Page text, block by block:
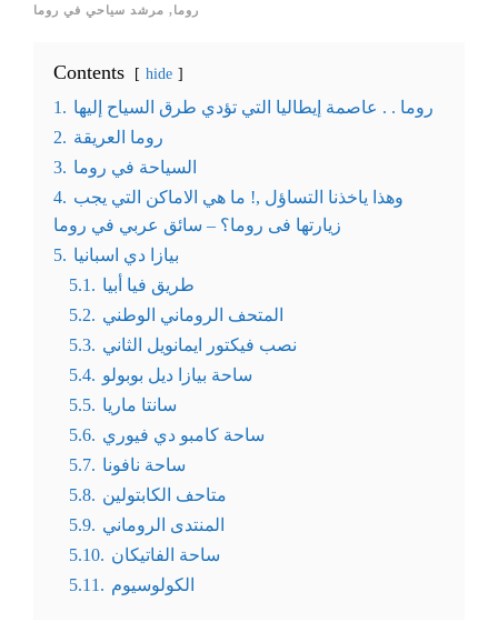
روما, مرشد سياحي في روما
Contents hide
1. روما . . عاصمة إيطاليا التي تؤدي طرق السياح إليها
2. روما العريقة
3. السياحة في روما
4. وهذا ياخذنا التساؤل ,! ما هي الاماكن التي يجب
زيارتها فى روما؟ – سائق عربي في روما
5. بيازا دي اسبانيا
5.1. طريق فيا أبيا
5.2. المتحف الروماني الوطني
5.3. نصب فيكتور ايمانويل الثاني
5.4. ساحة بيازا ديل بوبولو
5.5. سانتا ماريا
5.6. ساحة كامبو دي فيوري
5.7. ساحة نافونا
5.8. متاحف الكابتولين
5.9. المنتدى الروماني
5.10. ساحة الفاتيكان
5.11. الكولوسيوم